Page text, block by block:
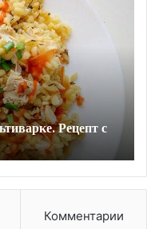
пюре с паприкой и
Комментарии